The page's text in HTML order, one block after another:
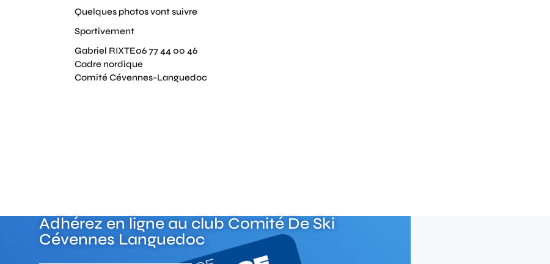
Quelques photos vont suivre
Sportivement
Gabriel RIXTE06 77 44 00 46
Cadre nordique
Comité Cévennes-Languedoc
Adhérez en ligne au club Comité De Ski
Cévennes Languedoc